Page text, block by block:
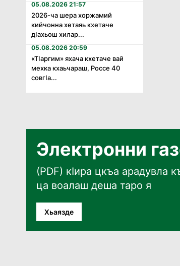
05.08.2026 21:57
2026-ча шера хоржамий
кийчонна хетаяь кхетаче
дӏахьош хилар...
05.08.2026 20:59
«Тӏаргим» яхача кхетаче вай
мехка кхаьчараш, Россе 40
совгӏа...
Электронни
(PDF) кӀира цкъа арадувла
ца воалаш деша таро я
Хьаязде